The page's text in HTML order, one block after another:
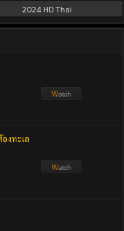
2024 HD Thai
งทะเล